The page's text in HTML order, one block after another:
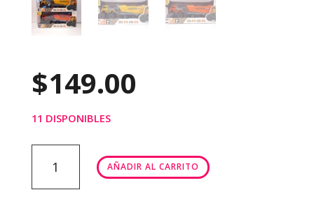
$149.00
11 DISPONIBLES
TRUCK
MODEL
AÑADIR AL CARRITO